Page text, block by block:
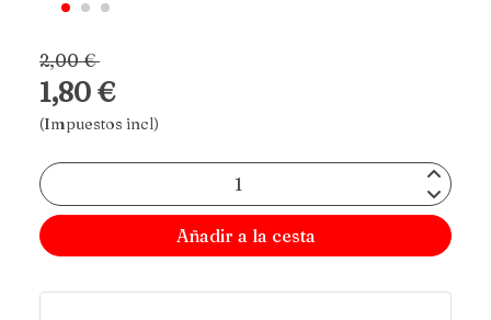
2,00 €
1,80 €
(Impuestos incl)
Añadir a la cesta